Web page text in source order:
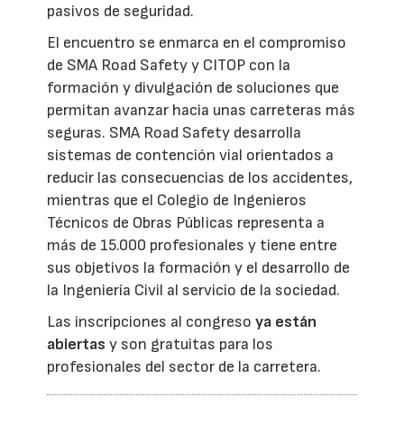
pasivos de seguridad.
El encuentro se enmarca en el compromiso
de SMA Road Safety y CITOP con la
formación y divulgación de soluciones que
permitan avanzar hacia unas carreteras más
seguras. SMA Road Safety desarrolla
sistemas de contención vial orientados a
reducir las consecuencias de los accidentes,
mientras que el Colegio de Ingenieros
Técnicos de Obras Públicas representa a
más de 15.000 profesionales y tiene entre
sus objetivos la formación y el desarrollo de
la Ingeniería Civil al servicio de la sociedad.
Las inscripciones al congresoya están
abiertas y son gratuitas para los
profesionales del sector de la carretera.